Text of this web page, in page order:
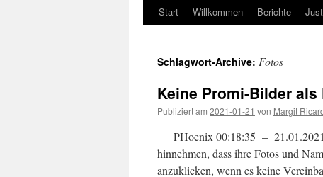
Zum
springen
Start Willkommen Berichte
Schlagwort-Archive: Fotos
Keine Promi-Bilder
Publiziert am 2021-01-21 von Margit
PHoenix 00:18:35 – 21.01.2021
hinnehmen, dass ihre Fotos und
anzuklicken, wenn es keine